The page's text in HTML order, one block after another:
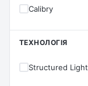
Calibry
ТЕХНОЛОГІЯ
Structured Light